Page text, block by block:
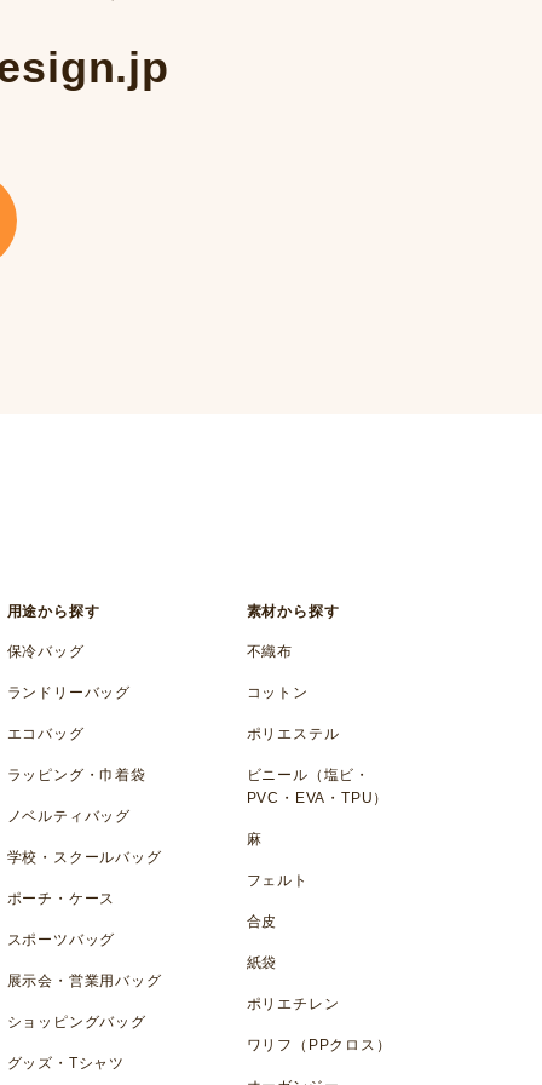
用途から探す
保冷バッグ
ランドリーバッグ
エコバッグ
ラッピング・巾着袋
ノベルティバッグ
学校・スクールバッグ
ポーチ・ケース
スポーツバッグ
展示会・営業用バッグ
ショッピングバッグ
グッズ・Tシャツ
素材から探す
不織布
コットン
ポリエステル
ビニール（塩ビ・
PVC・EVA・TPU）
麻
フェルト
合皮
紙袋
ポリエチレン
ワリフ（PPクロス）